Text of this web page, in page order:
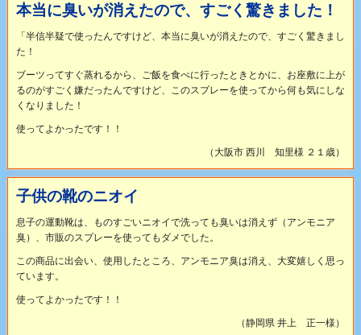
本当に臭いが消えたので、すごく驚きました！
「半信半疑で使ったんですけど、本当に臭いが消えたので、すごく驚きまし
た！
ブーツってすぐ蒸れるから、ご飯を食べに行ったときとかに、お座敷に上が
るのがすごく嫌だったんですけど、このスプレーを使ってから何も気にしな
くなりました！
使ってよかったです！！
（大阪市 西川 知里様 ２１歳）
子供の靴のニオイ
息子の運動靴は、ものすごいニオイで洗っても臭いは消えず（アンモニア
臭）、市販のスプレーを使ってもダメでした。
この商品に出会い、使用したところ、アンモニア臭は消え、大変嬉しく思っ
ています。
使ってよかったです！！
（静岡県 井上 正一様）